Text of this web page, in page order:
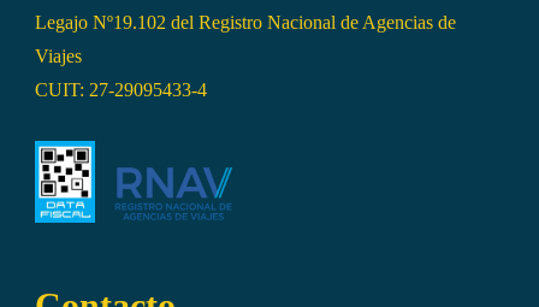
Legajo Nº19.102 del Registro Nacional de Agencias de
Viajes
CUIT: 27-29095433-4